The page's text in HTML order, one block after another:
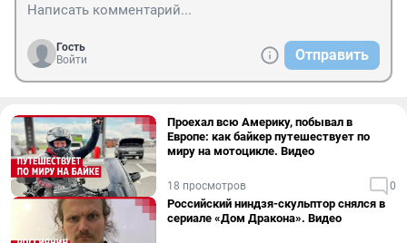
Гость
Войти
Отправить
Проехал всю Америку, побывал в
Европе: как байкер путешествует по
миру на мотоцикле. Видео
18 просмотров 0
Российский ниндзя-скульптор снялся в
сериале «Дом Дракона». Видео